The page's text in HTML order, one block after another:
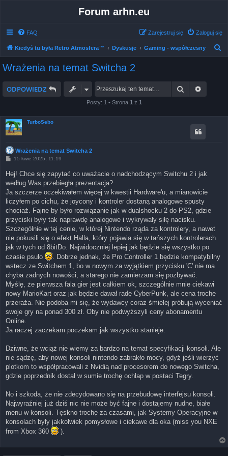
Forum arhn.eu
FAQ Zaloguj się
Zarejestruj się
Kiedyś tu była Retro Atmosfera™ Dyskusje Gaming - współczesny
Wrażenia na temat Switcha 2
ODPOWIEDZ Szukaj
Posty: 1 • Strona 1 z 1
TurboSebo
Wrażenia na temat Switcha 2
P
t
15 kwie 2025, 11:19
Hej! Chce się zapytać co uważacie o nadchodzącym Switchu 2 i jak
według Was przebiegła prezentacja?
Ja szczerze oczekiwałem więcej w kwestii Hardware'u, a mianowicie
liczyłem po cichu, że joycony i kontroler dostaną analogowe spusty
chociaż. Fajne by było rozwiązanie jak w dualshocku 2 do PS2, gdzie
przyciski były tak naprawdę analogowe i wykrywały siłę nacisku.
Szczególnie w tej cenie, w której Nintendo rząda za kontrolery, a nawet
nie pokusili się o efekt Halla, który pojawia się w tańszych kontrolerach
jak w tych od 8bitDo. Najwidoczniej lepiej jak będzie się wszystko po
czasie psuło
. Dobrze jednak, że Pro Controller 1 będzie kompatybilny
wstecz ze Switchem 1, bo w nowym za wyjątkiem przycisku 'C' nie ma
chyba żadnych nowości, a starego nie zamierzam się pozbywać.
Myślę, że pierwsza fala gier jest całkiem ok, szczególnie mnie ciekawi
nowy MarioKart oraz jak będzie dawał radę CyberPunk, ale cena trochę
przeraża. Nie podoba mi się, że wydawcy coraz śmielej próbują wyceniać
swoje gry na ponad 300 zł. Oby nie podwyższyli ceny abonamentu
Online.
Ja raczej zaczekam poczekam jak wszystko stanieje.
Dziwne, że wciąż nie wiemy za bardzo na temat specyfikacji konsoli. Ale
nie sądzę, aby nowej konsoli nintendo zabrakło mocy, gdyż jeśli wierzyć
plotkom to współpracowali z Nvidią nad procesorem do nowego Switcha,
gdzie poprzednik dostał w sumie trochę ochłap w postaci Tegry.
No i szkoda, że nie zdecydowano się na przebudowę interfejsu konsoli.
Najwyraźniej już dziś nic nie może być fajne i dostajemy nudne, białe
menu w konsoli. Tęskno trochę za czasami, jak Systemy Operacyjne w
konsolach były jakkolwiek pomysłowe i ciekawe dla oka (miss you NXE
from Xbox 360
).